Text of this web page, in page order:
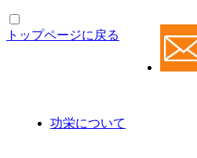
功栄について
トップページに戻る